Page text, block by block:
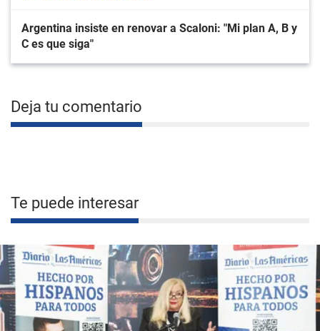
Argentina insiste en renovar a Scaloni: "Mi plan A, B y
C es que siga"
Deja tu comentario
Te puede interesar